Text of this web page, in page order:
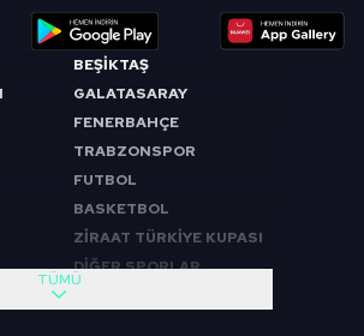
BEŞİKTAŞ
GALATASARAY
FENERBAHÇE
TRABZONSPOR
FUTBOL
BASKETBOL
ZİRAAT TÜRKİYE KUPASI
DİĞER SPORLAR
TÜMÜ